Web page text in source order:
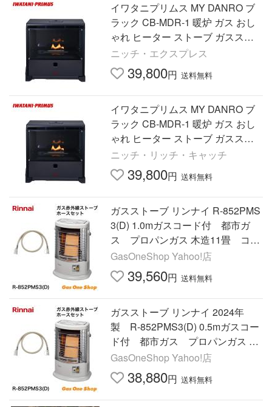
イワタニプリムス MY DANRO ブ
ラック CB-MDR-1 暖炉 ガス おし
ゃれ ヒーター ストーブ ガススト
ーブ
ニッチ・エクスプレス
39,800円 送料無料
イワタニプリムス MY DANRO ブ
ラック CB-MDR-1 暖炉 ガス おし
ゃれ ヒーター ストーブ ガススト
ーブ
ニッチ・リッチ・キャッチ
39,800円 送料無料
ガスストーブ リンナイ R-852PMS
3(D) 1.0mガスコード付 都市ガ
ス プロパンガス 木造11畳 コン
クリート造15畳
GasOneShop Yahoo!店
39,560円 送料無料
ガスストーブ リンナイ 2024年
製 R-852PMS3(D) 0.5mガスコー
ド付 都市ガス プロパンガス 木
造11畳 コンクリート造15畳
GasOneShop Yahoo!店
38,880円 送料無料